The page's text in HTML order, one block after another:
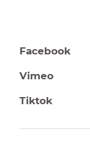
Facebook
Vimeo
Tiktok